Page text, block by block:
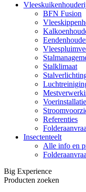
BFN Fusion
Stalklimaat
Referenties
Insectenteelt
Alle info en
Big Experience
Producten zoeken